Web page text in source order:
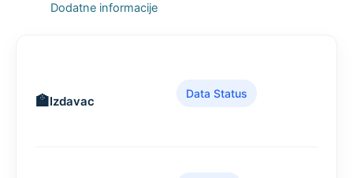
Dodatne informacije
Izdavac
Data Status